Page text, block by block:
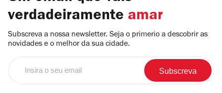
verdadeiramente amar
Subscreva a nossa newsletter. Seja o primerio a descobrir as
novidades e o melhor da sua cidade.